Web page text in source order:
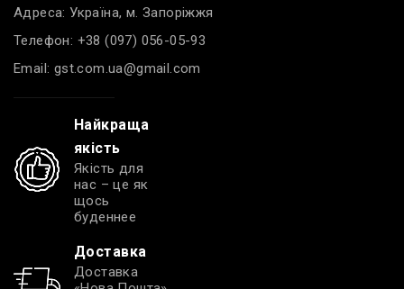
Адреса: Україна, м. Запоріжжя
Телефон: +38 (097) 056-05-93
Email: gst.com.ua@gmail.com
Найкраща
якість
Якість для
нас – це як
щось
буденнее
Доставка
Доставка